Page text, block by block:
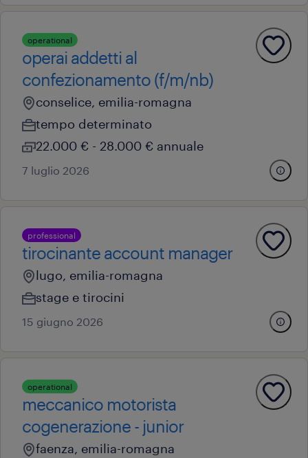
operational
operai addetti al
confezionamento (f/m/nb)
conselice, emilia-romagna
tempo determinato
22.000 € - 28.000 € annuale
7 luglio 2026
professional
tirocinante account manager
lugo, emilia-romagna
stage e tirocini
15 giugno 2026
operational
meccanico motorista
cogenerazione - junior
faenza, emilia-romagna